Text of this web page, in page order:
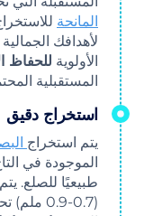
المانحة
لأهدافك
الأولوية للحفاظ
المستقبلية
استخراج دقيق
يتم استخراج
الموجودة في
طبيعيًا للصلع.
(0.7-0.9